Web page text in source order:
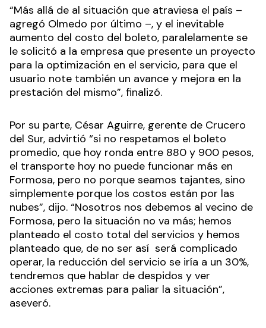
“Más allá de al situación que atraviesa el país –
agregó Olmedo por último –, y el inevitable
aumento del costo del boleto, paralelamente se
le solicitó a la empresa que presente un proyecto
para la optimización en el servicio, para que el
usuario note también un avance y mejora en la
prestación del mismo”, finalizó.
Por su parte, César Aguirre, gerente de Crucero
del Sur, advirtió “si no respetamos el boleto
promedio, que hoy ronda entre 880 y 900 pesos,
el transporte hoy no puede funcionar más en
Formosa, pero no porque seamos tajantes, sino
simplemente porque los costos están por las
nubes”, dijo. “Nosotros nos debemos al vecino de
Formosa, pero la situación no va más; hemos
planteado el costo total del servicios y hemos
planteado que, de no ser así será complicado
operar, la reducción del servicio se iría a un 30%,
tendremos que hablar de despidos y ver
acciones extremas para paliar la situación”,
aseveró.